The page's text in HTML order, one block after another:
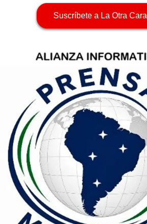
Suscríbete a La Otra Cara